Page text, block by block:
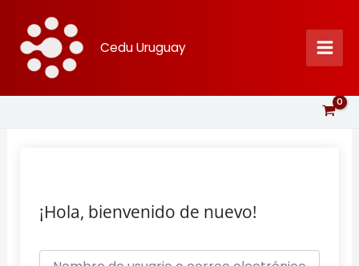
contenido
Cedu Uruguay
¡Hola, bienvenido de nuevo!